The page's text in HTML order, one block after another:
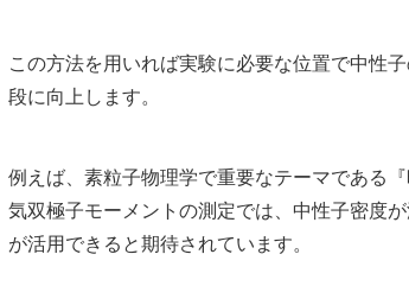
この方法を用いれば実験に必要な位置で中性
段に向上します。
例えば、素粒子物理学で重要なテーマである
気双極子モーメントの測定では、中性子密度
が活用できると期待されています。